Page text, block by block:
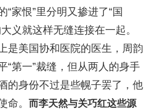
家恨”里分明又掺进了“国
义就这样无缝连接在一起。
是美国协和医院的医生，周韵
“第一”裁缝，但从两人的身手
的身份不过是些幌子罢了，他
命。而李天然与关巧红这些源